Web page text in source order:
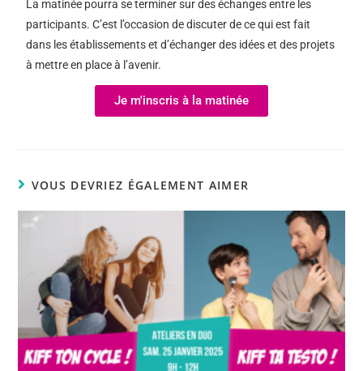
La matinée pourra se terminer sur des échanges entre les
participants. C’est l’occasion de discuter de ce qui est fait
dans les établissements et d’échanger des idées et des projets
à mettre en place à l’avenir.
Je m'inscris à la matinée
VOUS DEVRIEZ ÉGALEMENT AIMER